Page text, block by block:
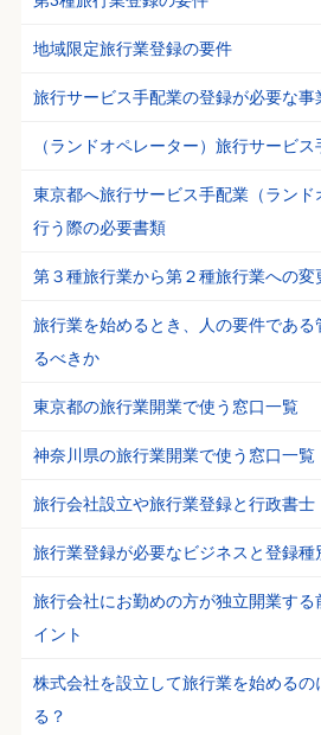
地域限定旅行業登録の要件
旅行サービス手配業の登録が必要な事
（ランドオペレーター）旅行サービ
東京都へ旅行サービス手配業（ラン
行う際の必要書類
第３種旅行業から第２種旅行業への変
旅行業を始めるとき、人の要件であ
るべきか
東京都の旅行業開業で使う窓口一覧
神奈川県の旅行業開業で使う窓口一覧
旅行会社設立や旅行業登録と行政書士
旅行業登録が必要なビジネスと登録種
旅行会社にお勤めの方が独立開業す
イント
株式会社を設立して旅行業を始める
る？